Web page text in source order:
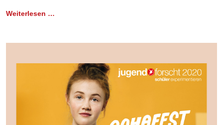
Weiterlesen …